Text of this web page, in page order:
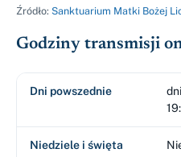
Źródło: Sanktuarium Matki Bożej
Godziny transmisji
Dni powszednie
Niedziele i święta